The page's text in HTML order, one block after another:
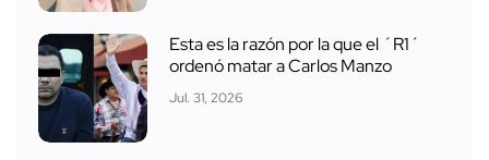
Esta es la razón por la que el ´R1´
ordenó matar a Carlos Manzo
Jul. 31, 2026